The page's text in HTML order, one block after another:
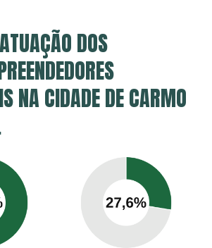
DOS
NA CIDADE DE CARMO